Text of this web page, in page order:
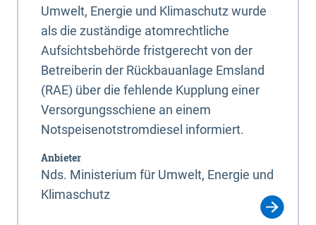
Umwelt, Energie und Klimaschutz wurde
als die zuständige atomrechtliche
Aufsichtsbehörde fristgerecht von der
Betreiberin der Rückbauanlage Emsland
(RAE) über die fehlende Kupplung einer
Versorgungsschiene an einem
Notspeisenotstromdiesel informiert.
Anbieter
Nds. Ministerium für Umwelt, Energie und
Klimaschutz